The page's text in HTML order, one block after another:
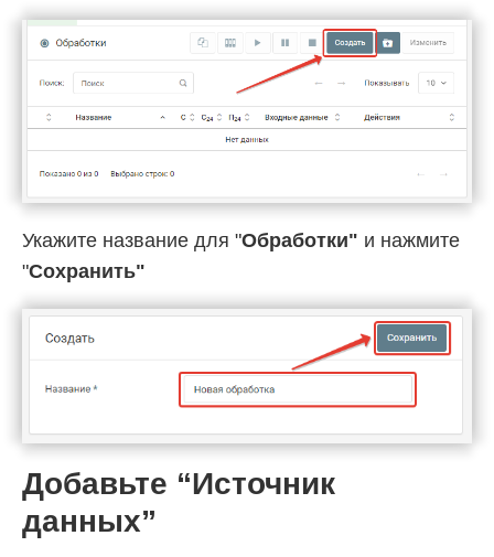
Укажите название для "Обработки" и нажмите
"Cохранить"
Добавьте “Источник
данных”